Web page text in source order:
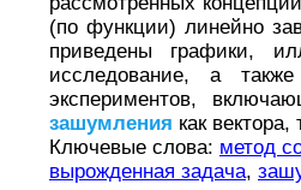
(по функции) линейно
приведены графики,
исследование, а
экспериментов,
зашумления как
Ключевые слова: метод
вырожденная задача,